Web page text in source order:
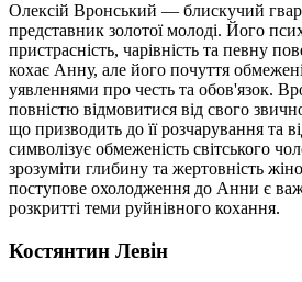
Олексій Вронський — блискучий
представник золотої молоді. Його
пристрасність, чарівність та певну
кохає Анну, але його почуття
уявленнями про честь та обов'язок.
повністю відмовитися від свого
що призводить до її розчарування та
символізує обмеженість світського
зрозуміти глибину та жертовність
поступове охолодження до Анни є
розкритті теми руйнівного кохання.
Костянтин Левін